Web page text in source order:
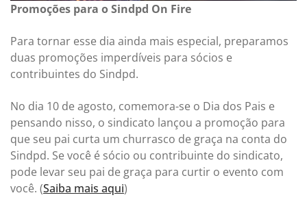
Promoções para o Sindpd On Fire
Para tornar esse dia ainda mais especial, preparamos
duas promoções imperdíveis para sócios e
contribuintes do Sindpd.
No dia 10 de agosto, comemora-se o Dia dos Pais e
pensando nisso, o sindicato lançou a promoção para
que seu pai curta um churrasco de graça na conta do
Sindpd. Se você é sócio ou contribuinte do sindicato,
pode levar seu pai de graça para curtir o evento com
você. (Saiba mais aqui)